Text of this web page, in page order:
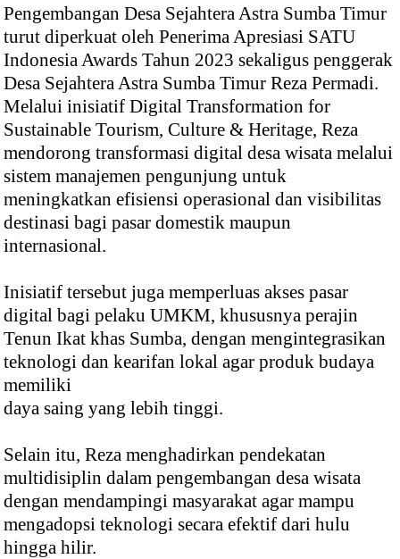
Pengembangan Desa Sejahtera Astra Sumba Timur
turut diperkuat oleh Penerima Apresiasi SATU
Indonesia Awards Tahun 2023 sekaligus penggerak
Desa Sejahtera Astra Sumba Timur Reza Permadi.
Melalui inisiatif Digital Transformation for
Sustainable Tourism, Culture & Heritage, Reza
mendorong transformasi digital desa wisata melalui
sistem manajemen pengunjung untuk
meningkatkan efisiensi operasional dan visibilitas
destinasi bagi pasar domestik maupun
internasional.
Inisiatif tersebut juga memperluas akses pasar
digital bagi pelaku UMKM, khususnya perajin
Tenun Ikat khas Sumba, dengan mengintegrasikan
teknologi dan kearifan lokal agar produk budaya
memiliki
daya saing yang lebih tinggi.
Selain itu, Reza menghadirkan pendekatan
multidisiplin dalam pengembangan desa wisata
dengan mendampingi masyarakat agar mampu
mengadopsi teknologi secara efektif dari hulu
hingga hilir.